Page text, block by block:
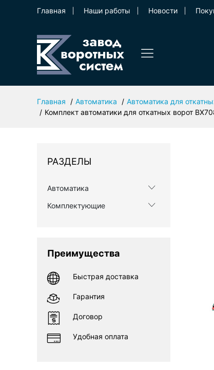
Главная Наши работы Новости
Главная Автоматика Автоматика для
Комплект автоматики для откатных ворот
РАЗДЕЛЫ
Автоматика
Комплектующие
Преимущества
Быстрая доставка
Гарантия
Договор
Удобная оплата